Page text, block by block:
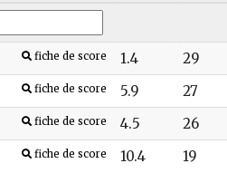
fiche de score 1.4
29
fiche de score 5.9
27
fiche de score 4.5
26
fiche de score 10.4 19